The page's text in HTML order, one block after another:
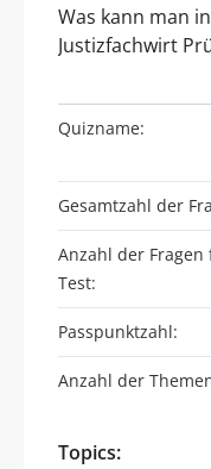
Was kann man
Justizfachwirt
Quizname:
Gesamtzahl der
Anzahl der Fragen
Test:
Passpunktzahl:
Anzahl der
Topics: